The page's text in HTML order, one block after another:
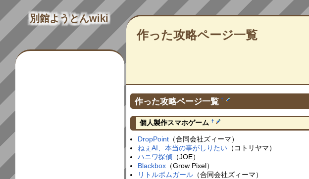
別館ようとんwiki
作った攻略ページ一覧
作った攻略ページ一覧 †
個人製作スマホゲーム †
DropPoint （合同会社ズィーマ）
ねぇAI、本当の事がしりたい （コトリヤマ）
ハニワ探偵 （JOE）
Blackbox （Grow Pixel）
リトルボムガール （合同会社ズィーマ）